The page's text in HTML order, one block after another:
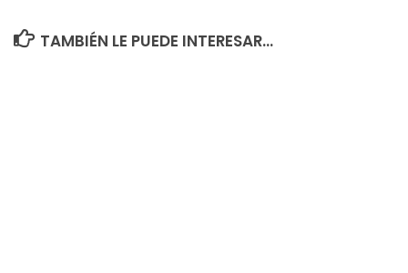
TAMBIÉN LE PUEDE INTERESAR...